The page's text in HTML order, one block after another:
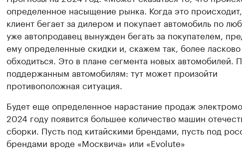
определенное насыщение рынка. Когда это
клиент бегает за дилером и покупает автомобиль по
уже автопродавец вынужден бегать за покупателем,
ему определенные скидки и, скажем так, более
обходиться. Это в плане сегмента новых автомобилей.
поддержанным автомобилям: тут может произойти
противоположная ситуация.
Будет еще определенное нарастание продаж
2024 году появится большее количество машин
сборки. Пусть под китайскими брендами, пусть под
брендами вроде «Москвича» или «Evolute»